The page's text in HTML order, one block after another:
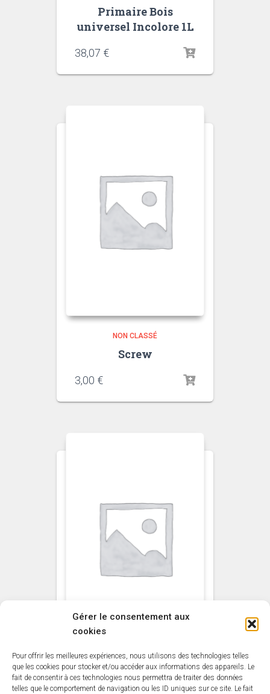
Gérer le consentement aux
cookies
Pour offrir les meilleures expériences, nous utilisons des technologies telles
que les cookies pour stocker et/ou accéder aux informations des appareils. Le
fait de consentir à ces technologies nous permettra de traiter des données
telles que le comportement de navigation ou les ID uniques sur ce site. Le fait
Primaire Bois
universel Incolore 1L
38,07 €
NON CLASSÉ
Screw
3,00 €
NON CLASSÉ
Guitar